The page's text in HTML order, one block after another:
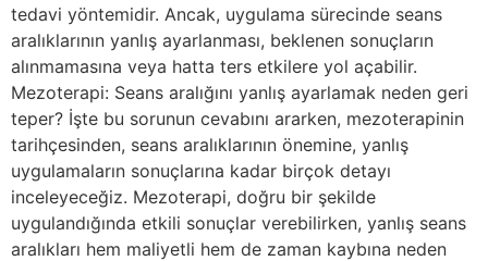
tedavi yöntemidir. Ancak, uygulama sürecinde seans
aralıklarının yanlış ayarlanması, beklenen sonuçların
alınmamasına veya hatta ters etkilere yol açabilir.
Mezoterapi: Seans aralığını yanlış ayarlamak neden geri
teper? İşte bu sorunun cevabını ararken, mezoterapinin
tarihçesinden, seans aralıklarının önemine, yanlış
uygulamaların sonuçlarına kadar birçok detayı
inceleyeceğiz. Mezoterapi, doğru bir şekilde
uygulandığında etkili sonuçlar verebilirken, yanlış seans
aralıkları hem maliyetli hem de zaman kaybına neden